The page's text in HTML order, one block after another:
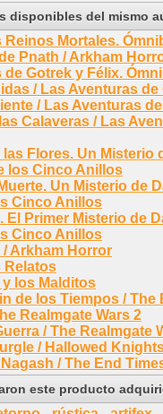
disponibles del mismo
Reinos Mortales.
Pnath / Arkham
de Gotrek y Félix.
/ Las Aventuras de
/ Las Aventuras
Calaveras / Las
las Flores. Un Misterio
los Cinco Anillos
Un Misterio de
Cinco Anillos
El Primer Misterio de
Cinco Anillos
/ Arkham Horror
Relatos
los Malditos
de los Tiempos / The
Realmgate Wars 2
/ The Realmgate
/ Hallowed
/ The End
este producto